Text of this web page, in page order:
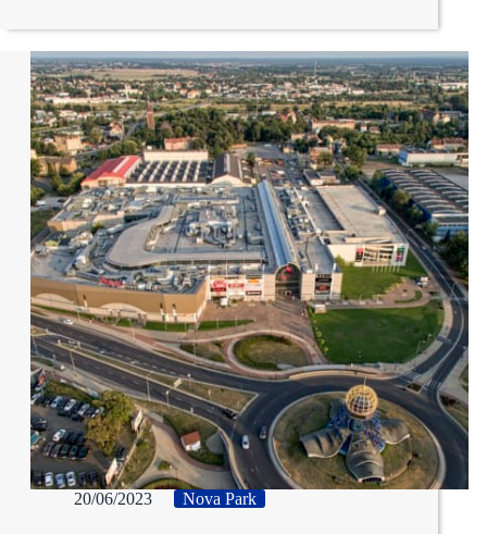
20/06/2023 Nova Park